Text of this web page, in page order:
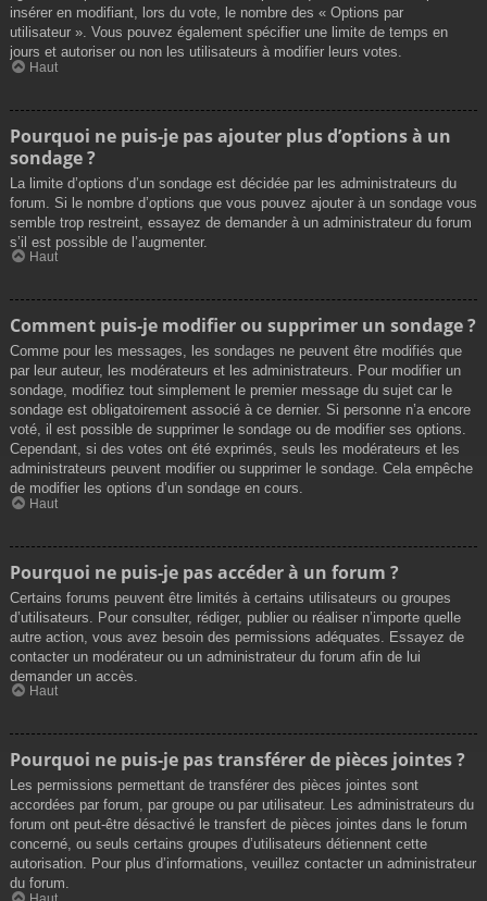
insérer en modifiant, lors du vote, le nombre des « Options par
utilisateur ». Vous pouvez également spécifier une limite de temps en
jours et autoriser ou non les utilisateurs à modifier leurs votes.
Haut
Pourquoi ne puis-je pas ajouter plus d’options à un
sondage ?
La limite d’options d’un sondage est décidée par les administrateurs du
forum. Si le nombre d’options que vous pouvez ajouter à un sondage vous
semble trop restreint, essayez de demander à un administrateur du forum
s’il est possible de l’augmenter.
Haut
Comment puis-je modifier ou supprimer un sondage ?
Comme pour les messages, les sondages ne peuvent être modifiés que
par leur auteur, les modérateurs et les administrateurs. Pour modifier un
sondage, modifiez tout simplement le premier message du sujet car le
sondage est obligatoirement associé à ce dernier. Si personne n’a encore
voté, il est possible de supprimer le sondage ou de modifier ses options.
Cependant, si des votes ont été exprimés, seuls les modérateurs et les
administrateurs peuvent modifier ou supprimer le sondage. Cela empêche
de modifier les options d’un sondage en cours.
Haut
Pourquoi ne puis-je pas accéder à un forum ?
Certains forums peuvent être limités à certains utilisateurs ou groupes
d’utilisateurs. Pour consulter, rédiger, publier ou réaliser n’importe quelle
autre action, vous avez besoin des permissions adéquates. Essayez de
contacter un modérateur ou un administrateur du forum afin de lui
demander un accès.
Haut
Pourquoi ne puis-je pas transférer de pièces jointes ?
Les permissions permettant de transférer des pièces jointes sont
accordées par forum, par groupe ou par utilisateur. Les administrateurs du
forum ont peut-être désactivé le transfert de pièces jointes dans le forum
concerné, ou seuls certains groupes d’utilisateurs détiennent cette
autorisation. Pour plus d’informations, veuillez contacter un administrateur
du forum.